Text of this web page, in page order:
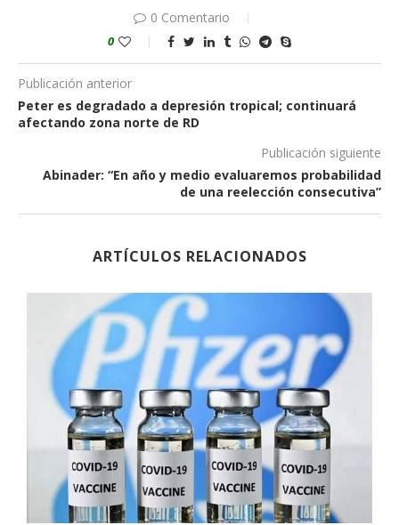
0 Comentario
0
Publicación anterior
Peter es degradado a depresión tropical; continuará
afectando zona norte de RD
Publicación siguiente
Abinader: “En año y medio evaluaremos probabilidad
de una reelección consecutiva”
ARTÍCULOS RELACIONADOS